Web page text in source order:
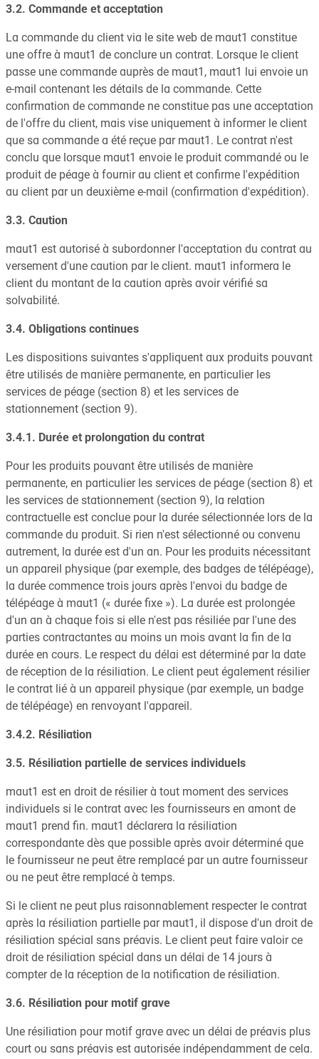
3.2. Commande et acceptation
La commande du client via le site web de maut1 constitue
une offre à maut1 de conclure un contrat. Lorsque le client
passe une commande auprès de maut1, maut1 lui envoie un
e-mail contenant les détails de la commande. Cette
confirmation de commande ne constitue pas une acceptation
de l'offre du client, mais vise uniquement à informer le client
que sa commande a été reçue par maut1. Le contrat n'est
conclu que lorsque maut1 envoie le produit commandé ou le
produit de péage à fournir au client et confirme l'expédition
au client par un deuxième e-mail (confirmation d'expédition).
3.3. Caution
maut1 est autorisé à subordonner l'acceptation du contrat au
versement d'une caution par le client. maut1 informera le
client du montant de la caution après avoir vérifié sa
solvabilité.
3.4. Obligations continues
Les dispositions suivantes s'appliquent aux produits pouvant
être utilisés de manière permanente, en particulier les
services de péage (section 8) et les services de
stationnement (section 9).
3.4.1. Durée et prolongation du contrat
Pour les produits pouvant être utilisés de manière
permanente, en particulier les services de péage (section 8) et
les services de stationnement (section 9), la relation
contractuelle est conclue pour la durée sélectionnée lors de la
commande du produit. Si rien n'est sélectionné ou convenu
autrement, la durée est d'un an. Pour les produits nécessitant
un appareil physique (par exemple, des badges de télépéage),
la durée commence trois jours après l'envoi du badge de
télépéage à maut1 (« durée fixe »). La durée est prolongée
d'un an à chaque fois si elle n'est pas résiliée par l'une des
parties contractantes au moins un mois avant la fin de la
durée en cours. Le respect du délai est déterminé par la date
de réception de la résiliation. Le client peut également résilier
le contrat lié à un appareil physique (par exemple, un badge
de télépéage) en renvoyant l'appareil.
3.4.2. Résiliation
3.5. Résiliation partielle de services individuels
maut1 est en droit de résilier à tout moment des services
individuels si le contrat avec les fournisseurs en amont de
maut1 prend fin. maut1 déclarera la résiliation
correspondante dès que possible après avoir déterminé que
le fournisseur ne peut être remplacé par un autre fournisseur
ou ne peut être remplacé à temps.
Si le client ne peut plus raisonnablement respecter le contrat
après la résiliation partielle par maut1, il dispose d'un droit de
résiliation spécial sans préavis. Le client peut faire valoir ce
droit de résiliation spécial dans un délai de 14 jours à
compter de la réception de la notification de résiliation.
3.6. Résiliation pour motif grave
Une résiliation pour motif grave avec un délai de préavis plus
court ou sans préavis est autorisée indépendamment de cela.